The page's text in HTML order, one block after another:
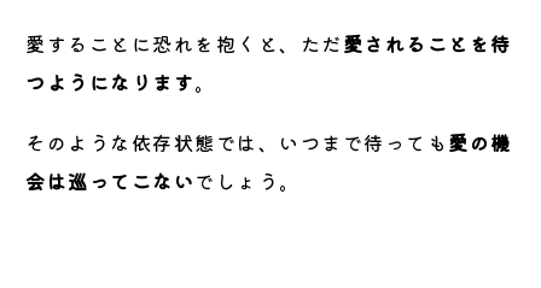
愛することに恐れを抱くと、ただ愛されることを待
つようになります。
そのような依存状態では、いつまで待っても 愛の機
会は巡ってこないでしょう。